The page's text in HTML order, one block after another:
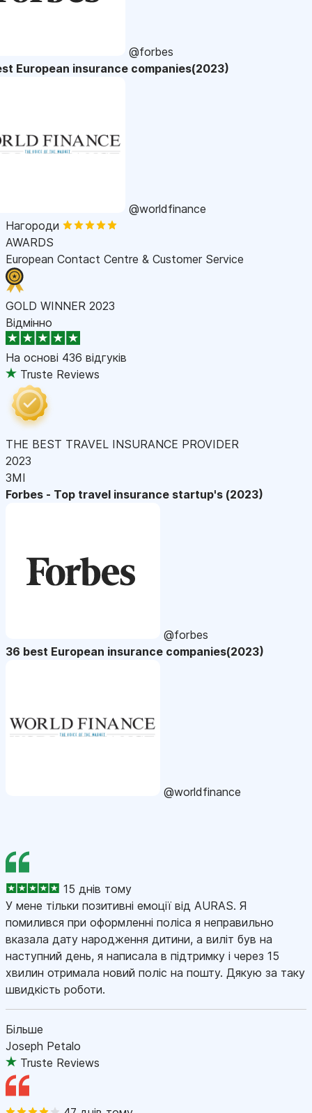
@forbes
European insurance companies(2023)
@worldfinance
Нагороди
AWARDS
European Contact Centre & Customer Service
GOLD WINNER 2023
Відмінно
На основі 436 відгуків
Truste Reviews
THE BEST TRAVEL INSURANCE PROVIDER
2023
ЗМІ
Forbes - Top travel insurance startup's (2023)
@forbes
36 best European insurance companies(2023)
@worldfinance
15 днів тому
У мене тільки позитивні емоції від AURAS. Я
помилився при оформленні поліса я неправильно
вказала дату народження дитини, а виліт був на
наступний день, я написала в підтримку і через 15
хвилин отримала новий поліс на пошту. Дякую за таку
швидкість роботи.
Більше
Joseph Petalo
Truste Reviews